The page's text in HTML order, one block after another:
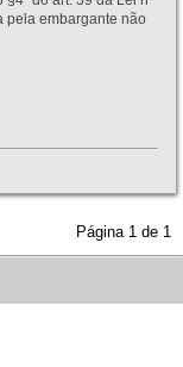
pela embargante não
Página 1 de 1